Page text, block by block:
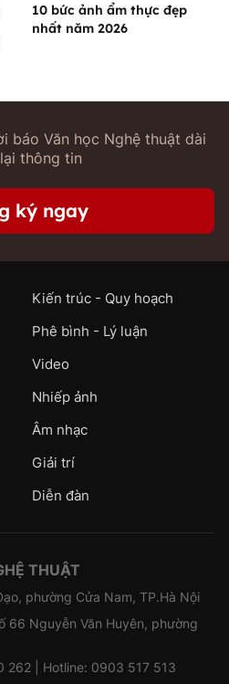
10 bức ảnh ẩm thực đẹp
nhất năm 2026
báo Văn học Nghệ thuật dài
thông tin
ký ngay
Kiến trúc - Quy hoạch
Phê bình - Lý luận
Video
Nhiếp ảnh
Âm nhạc
Giải trí
Diễn đàn
THUẬT
phường Cửa Nam, TP.Hà Nội
66 Nguyễn Văn Huyên, phường
262 | Hotline: 0903 517 513